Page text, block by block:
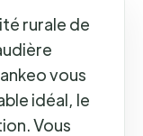
rurale de
vous
idéal, le
Vous